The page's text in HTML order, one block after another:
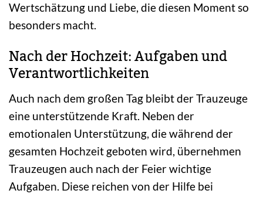
Wertschätzung und Liebe, die diesen Moment so
besonders macht.
Nach der Hochzeit: Aufgaben und
Verantwortlichkeiten
Auch nach dem großen Tag bleibt der Trauzeuge
eine unterstützende Kraft. Neben der
emotionalen Unterstützung, die während der
gesamten Hochzeit geboten wird, übernehmen
Trauzeugen auch nach der Feier wichtige
Aufgaben. Diese reichen von der Hilfe bei